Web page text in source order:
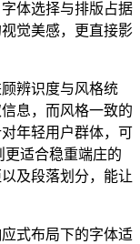
体选择与排版占据
觉美感，更直接影
辨识度与风格统
息，而风格一致的
年轻用户群体，可
适合稳重端庄的
及段落划分，能让
式布局下的字体适